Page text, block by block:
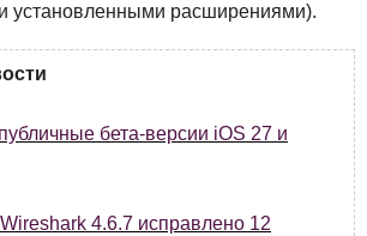
установленными расширениями).
бета-версии iOS 27 и
4.6.7 исправлено 12